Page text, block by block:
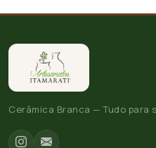
Cerâmica Branca — Tudo para